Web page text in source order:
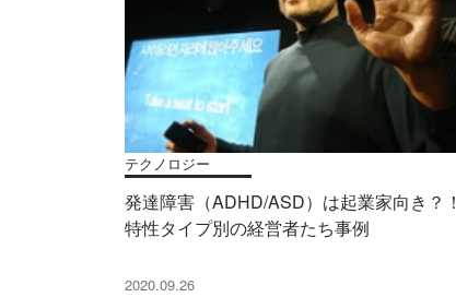
テクノロジー
発達障害（ADHD/ASD）は起業家向き？！
特性タイプ別の経営者たち事例
2020.09.26